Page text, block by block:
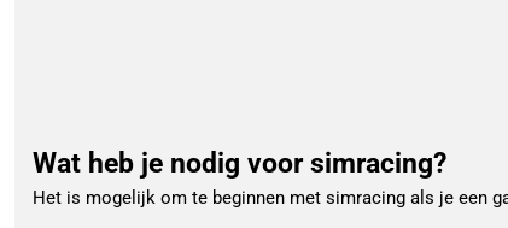
Wat heb je nodig voor simracing?
Het is mogelijk om te beginnen met simracing als je een